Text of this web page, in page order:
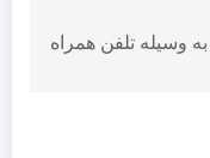
وسیله تلفن همراه